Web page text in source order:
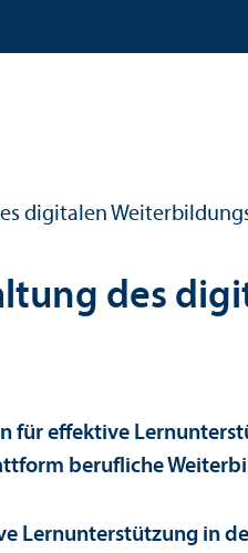
digitalen
des
für effektive
berufliche
Lern­unter­stützung in